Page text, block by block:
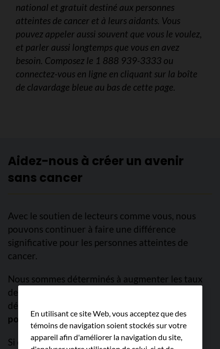
national et gratuit destiné aux personnes
atteintes de cancer et à leurs aidants. Vous
pouvez appeler aussi souvent que vous le voulez,
et parler aussi longtemps que vous en avez
besoin. Composez le 1 888 939-3333 ou
connectez-vous en ligne en cliquant sur la boîte
de clavardage bleue au bas de cette page.
Aidez-nous à créer un avenir
sans cancer
Avec le soutien de lecteurs comme vous, nous
pouvons continuer à faire une différence
significative pour les personnes atteintes de
cancer.
Nous sommes déterminés à augmenter les taux
de survie, à freiner le cancer avant qu’il ne se
développe et à améliorer des vies.
pouvons pas y arriver sans vous.
Si chaque personne qui lit ce message donnait
En utilisant ce site Web, vous acceptez que des
témoins de navigation soient stockés sur votre
appareil afin d'améliorer la navigation du site,